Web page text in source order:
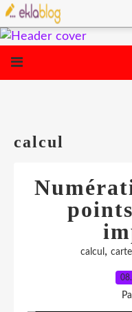
calcul
calcul ,